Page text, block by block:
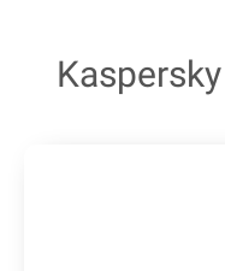
قابلیت‌های کلیدی Kaspersky